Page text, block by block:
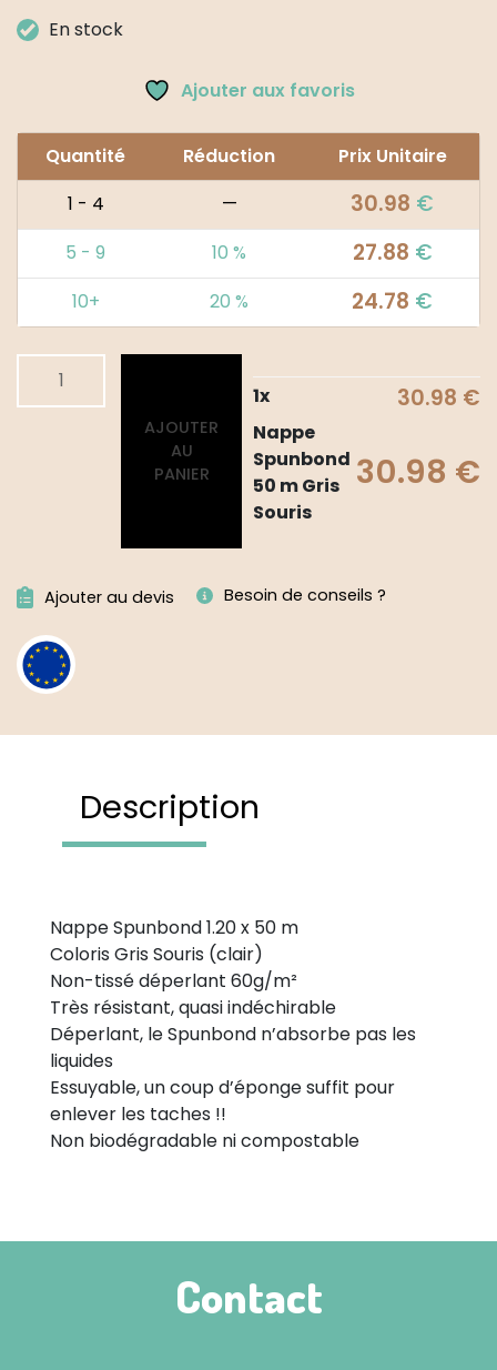
En stock
Ajouter aux favoris
Quantité Réduction
Prix Unitaire
1 - 4
— 30.98 €
5 - 9 10 % 27.88 €
10+ 20 % 24.78 €
AJOUTER
AU
PANIER
1x 30.98 €
Nappe
Spunbond
50 m Gris
Souris
30.98 €
Ajouter au devis Besoin de conseils ?
Description
Nappe Spunbond 1.20 x 50 m
Coloris Gris Souris (clair)
Non-tissé déperlant 60g/m²
Très résistant, quasi indéchirable
Déperlant, le Spunbond n’absorbe pas les
liquides
Essuyable, un coup d’éponge suffit pour
enlever les taches !!
Non biodégradable ni compostable
Contact